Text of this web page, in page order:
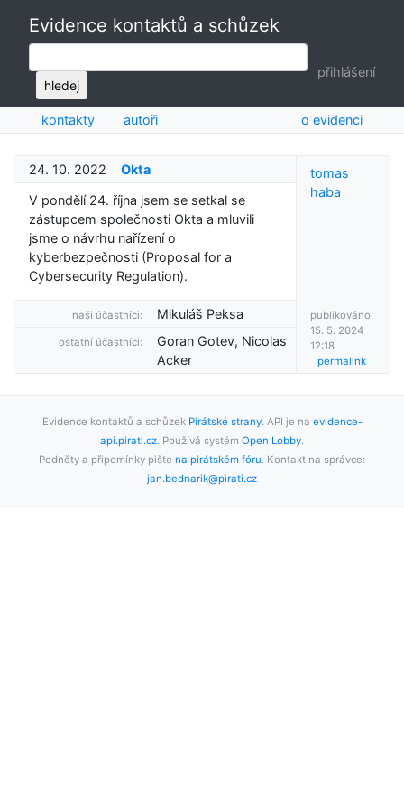
Evidence kontaktů a schůzek
hledej
přihlášení
kontakty autoři o evidenci
24. 10. 2022
Okta
V pondělí 24. října jsem se setkal se
zástupcem společnosti Okta a mluvili
jsme o návrhu nařízení o
kyberbezpečnosti (Proposal for a
Cybersecurity Regulation).
naši účastníci: Mikuláš Peksa
ostatní účastníci:
Goran Gotev, Nicolas
Acker
tomas
haba
publikováno:
15. 5. 2024
12:18
permalink
Evidence kontaktů a schůzek Pirátské strany. API je na evidence-
api.pirati.cz. Používá systém Open Lobby.
Podněty a připomínky pište na pirátském fóru. Kontakt na správce:
jan.bednarik@pirati.cz